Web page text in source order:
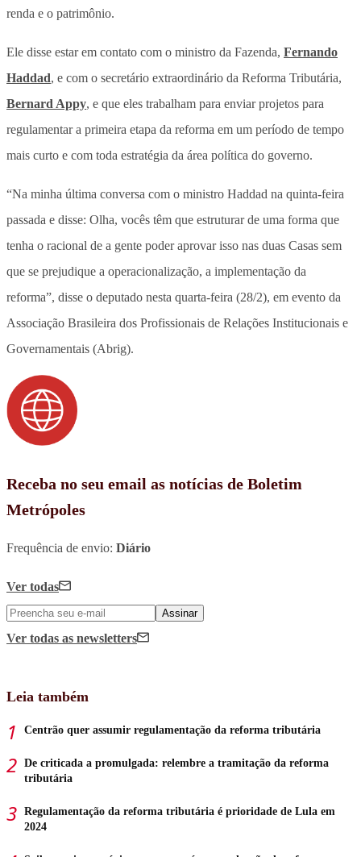
renda e o patrimônio.
Ele disse estar em contato com o ministro da Fazenda, Fernando
Haddad, e com o secretário extraordinário da Reforma Tributária,
Bernard Appy, e que eles trabalham para enviar projetos para
regulamentar a primeira etapa da reforma em um período de tempo
mais curto e com toda estratégia da área política do governo.
“Na minha última conversa com o ministro Haddad na quinta-feira
passada e disse: Olha, vocês têm que estruturar de uma forma que
tenha o racional de a gente poder aprovar isso nas duas Casas sem
que se prejudique a operacionalização, a implementação da
reforma”, disse o deputado nesta quarta-feira (28/2), em evento da
Associação Brasileira dos Profissionais de Relações Institucionais e
Governamentais (Abrig).
Receba no seu email as notícias de Boletim
Metrópoles
Frequência de envio: Diário
Ver todas
Assinar
Ver todas as newsletters
Leia também
Centrão quer assumir regulamentação da reforma tributária
De criticada a promulgada: relembre a tramitação da reforma
tributária
Regulamentação da reforma tributária é prioridade de Lula em
2024